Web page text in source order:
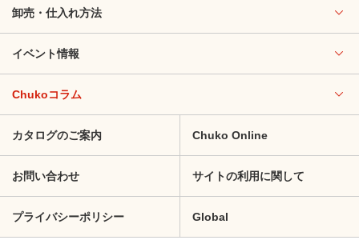
卸売・仕入れ方法
イベント情報
Chukoコラム
カタログのご案内 Chuko Online
お問い合わせ サイトの利用に関して
プライバシーポリシー Global